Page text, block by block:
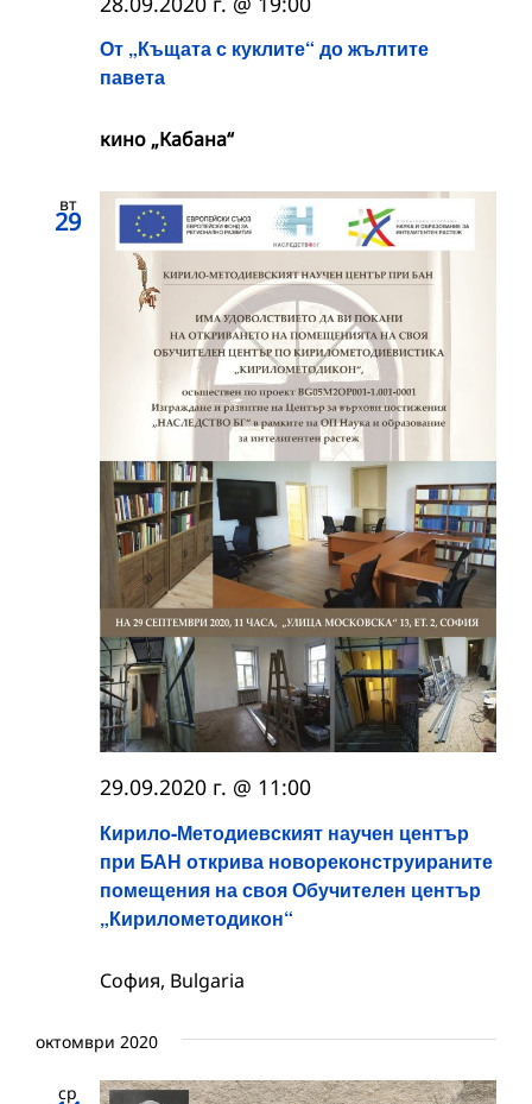
От „Къщата с куклите“ до жълтите
павета
кино „Кабана“
вт
29
Кирило-Методиевският научен център
при БАН открива новореконструираните
помещения на своя Обучителен център
„Кирилометодикон“
29.09.2020 г. @ 11:00
София, Bulgaria
октомври 2020
ср